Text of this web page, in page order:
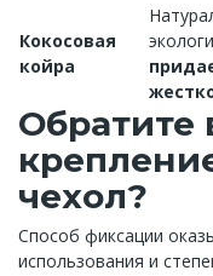
Кокосовая
койра
Обратите
чехол?
Способ фиксации
использования и